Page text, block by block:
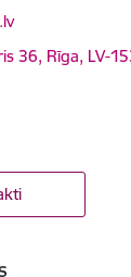
36, Rīga, LV-